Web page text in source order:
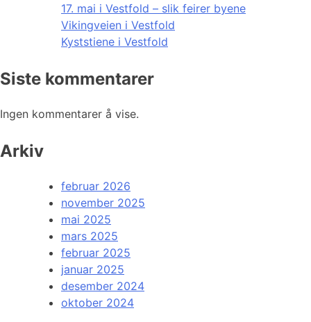
17. mai i Vestfold – slik feirer byene
Vikingveien i Vestfold
Kyststiene i Vestfold
Siste kommentarer
Ingen kommentarer å vise.
Arkiv
februar 2026
november 2025
mai 2025
mars 2025
februar 2025
januar 2025
desember 2024
oktober 2024